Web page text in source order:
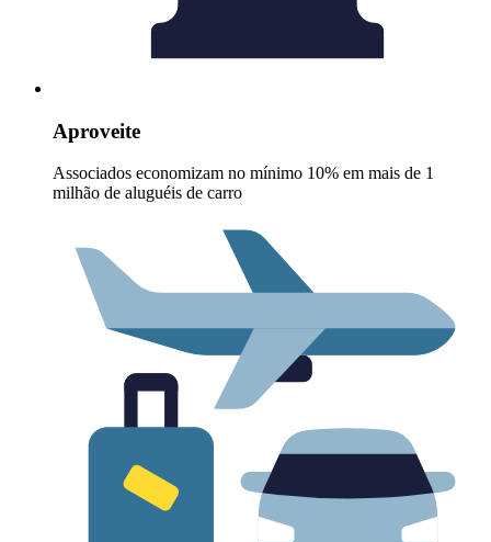
Aproveite
Associados economizam no mínimo 10% em mais de 1
milhão de aluguéis de carro